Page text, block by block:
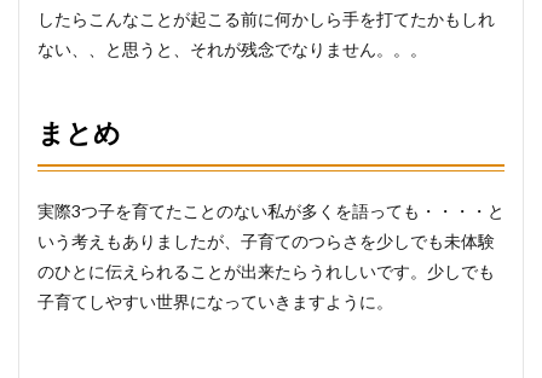
したらこんなことが起こる前に何かしら手を打てたかもしれ
ない、、と思うと、それが残念でなりません。。。
まとめ
実際3つ子を育てたことのない私が多くを語っても・・・・と
いう考えもありましたが、子育てのつらさを少しでも未体験
のひとに伝えられることが出来たらうれしいです。少しでも
子育てしやすい世界になっていきますように。